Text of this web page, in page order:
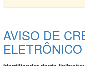
AVISO DE